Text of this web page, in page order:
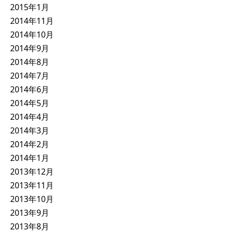
2015年1月
2014年11月
2014年10月
2014年9月
2014年8月
2014年7月
2014年6月
2014年5月
2014年4月
2014年3月
2014年2月
2014年1月
2013年12月
2013年11月
2013年10月
2013年9月
2013年8月